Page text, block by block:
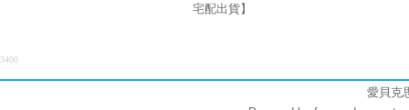
宅配出貨】
3400
愛貝克